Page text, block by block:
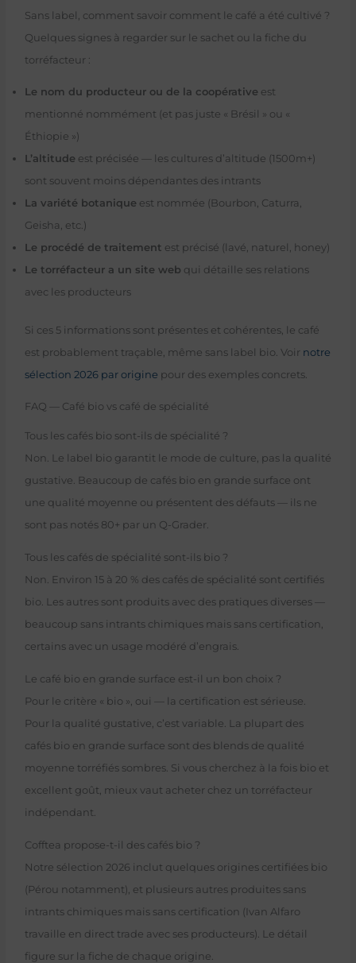
Sans label, comment savoir comment le café a été cultivé ?
Quelques signes à regarder sur le sachet ou la fiche du
torréfacteur :
Le nom du producteur ou de la coopérative est
mentionné nommément (et pas juste « Brésil » ou «
Éthiopie »)
L’altitude est précisée — les cultures d’altitude (1500m+)
sont souvent moins dépendantes des intrants
La variété botanique est nommée (Bourbon, Caturra,
Geisha, etc.)
Le procédé de traitement est précisé (lavé, naturel, honey)
Le torréfacteur a un site web qui détaille ses relations
avec les producteurs
Si ces 5 informations sont présentes et cohérentes, le café
est probablement traçable, même sans label bio. Voir notre
sélection 2026 par origine pour des exemples concrets.
FAQ — Café bio vs café de spécialité
Tous les cafés bio sont-ils de spécialité ?
Non. Le label bio garantit le mode de culture, pas la qualité
gustative. Beaucoup de cafés bio en grande surface ont
une qualité moyenne ou présentent des défauts — ils ne
sont pas notés 80+ par un Q-Grader.
Tous les cafés de spécialité sont-ils bio ?
Non. Environ 15 à 20 % des cafés de spécialité sont certifiés
bio. Les autres sont produits avec des pratiques diverses —
beaucoup sans intrants chimiques mais sans certification,
certains avec un usage modéré d’engrais.
Le café bio en grande surface est-il un bon choix ?
Pour le critère « bio », oui — la certification est sérieuse.
Pour la qualité gustative, c’est variable. La plupart des
cafés bio en grande surface sont des blends de qualité
moyenne torréfiés sombres. Si vous cherchez à la fois bio et
excellent goût, mieux vaut acheter chez un torréfacteur
indépendant.
Cofftea propose-t-il des cafés bio ?
Notre sélection 2026 inclut quelques origines certifiées bio
(Pérou notamment), et plusieurs autres produites sans
intrants chimiques mais sans certification (Ivan Alfaro
travaille en direct trade avec ses producteurs). Le détail
figure sur la fiche de chaque origine.